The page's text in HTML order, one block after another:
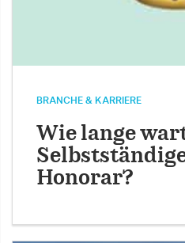
BRANCHE & KARRIERE
Wie lange
Honorar?